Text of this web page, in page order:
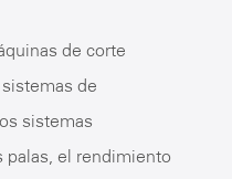
de corte
de
sistemas
palas, el rendimiento